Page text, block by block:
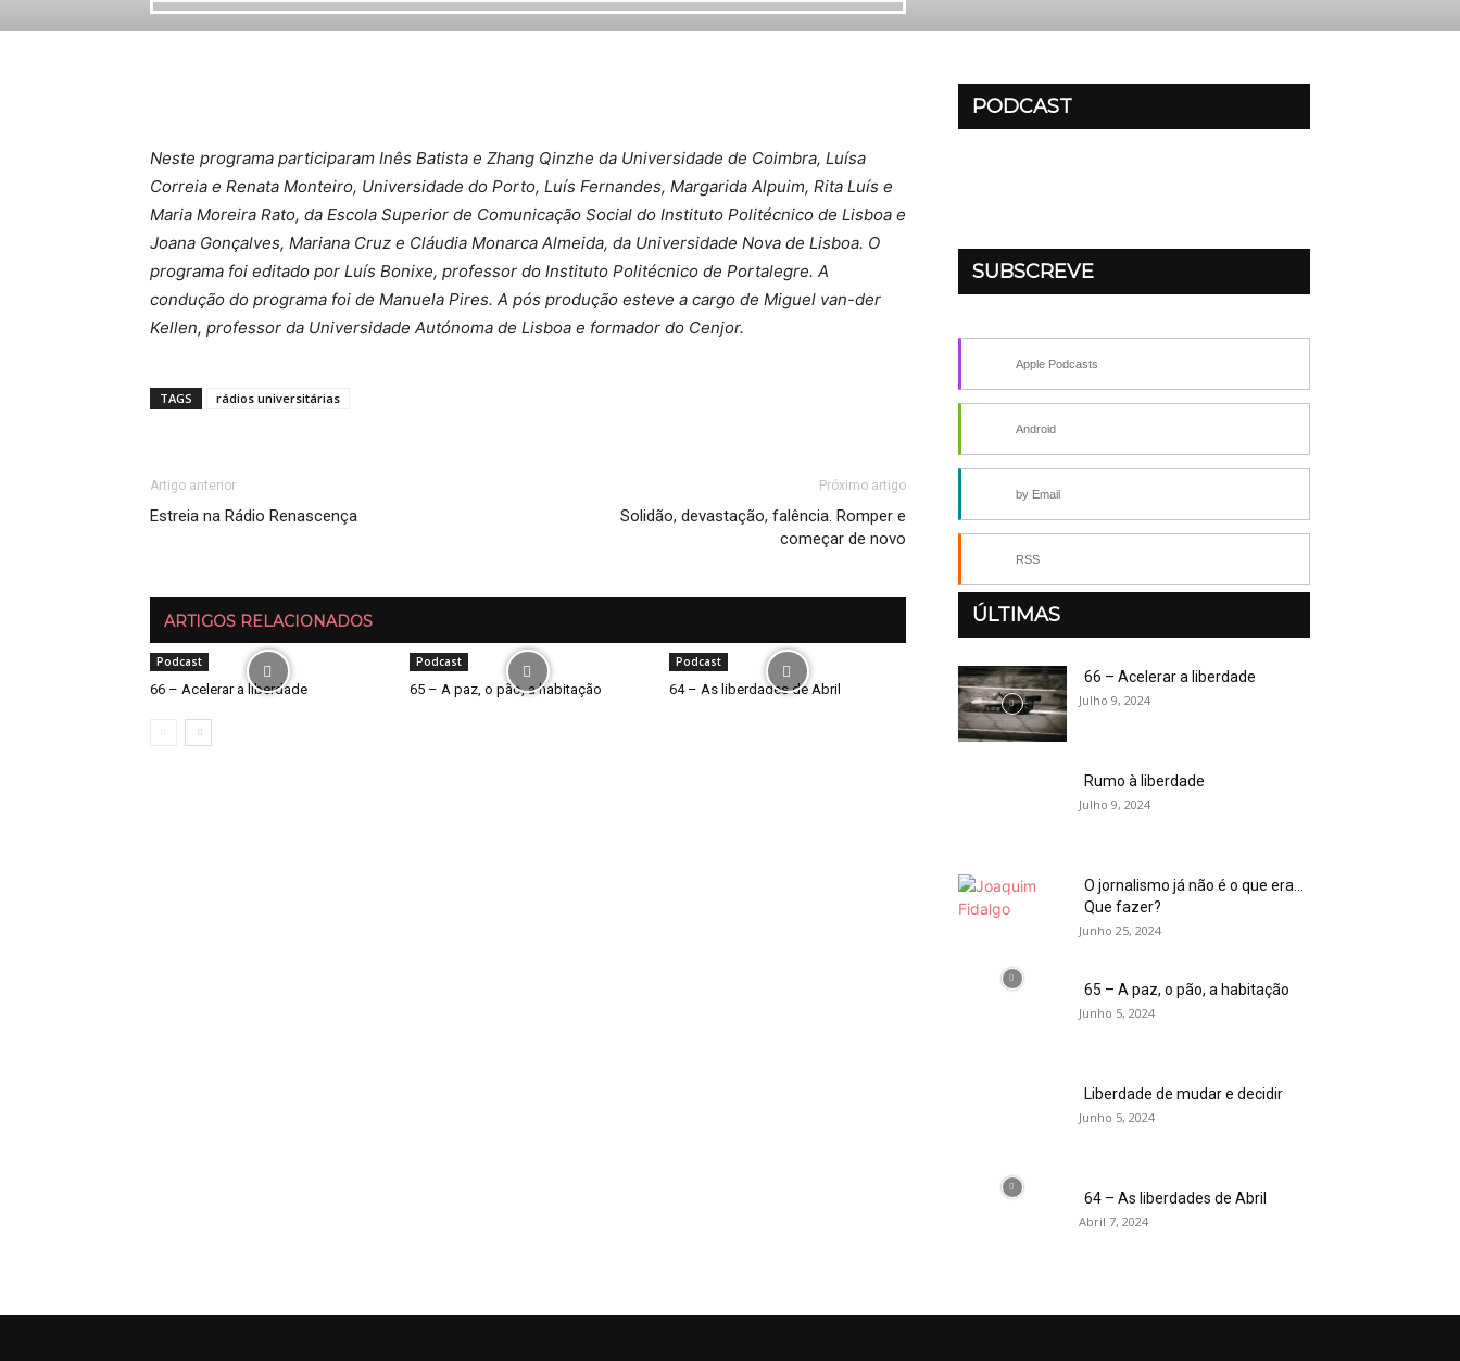
Neste programa participaram Inês Batista e Zhang Qinzhe da Universidade de Coimbra, Luísa
Correia e Renata Monteiro, Universidade do Porto, Luís Fernandes, Margarida Alpuim, Rita Luís e
Maria Moreira Rato, da Escola Superior de Comunicação Social do Instituto Politécnico de Lisboa e
Joana Gonçalves, Mariana Cruz e Cláudia Monarca Almeida, da Universidade Nova de Lisboa. O
programa foi editado por Luís Bonixe, professor do Instituto Politécnico de Portalegre. A
condução do programa foi de Manuela Pires. A pós produção esteve a cargo de Miguel van-der
Kellen, professor da Universidade Autónoma de Lisboa e formador do Cenjor.
TAGS rádios universitárias
Artigo anterior
Estreia na Rádio Renascença
Próximo artigo
Solidão, devastação, falência. Romper e
começar de novo
ARTIGOS RELACIONADOS
Podcast
66 – Acelerar a liberdade
Podcast
65 – A paz, o pão, a habitação
Podcast
64 – As liberdades de Abril
PODCAST
SUBSCREVE
Apple Podcasts
Android
by Email
RSS
ÚLTIMAS
66 – Acelerar a liberdade
Julho 9, 2024
Rumo à liberdade
Julho 9, 2024
O jornalismo já não é o que era…
Que fazer?
Junho 25, 2024
65 – A paz, o pão, a habitação
Junho 5, 2024
Liberdade de mudar e decidir
Junho 5, 2024
64 – As liberdades de Abril
Abril 7, 2024